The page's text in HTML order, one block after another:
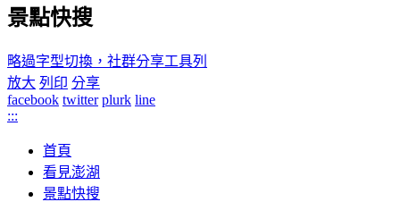
景點快搜
略過字型切換，社群分享工具列
放大 列印 分享
facebook twitter plurk line
:::
首頁
看見澎湖
景點快搜